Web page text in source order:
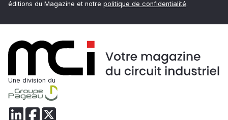
éditions du Magazine et notre politique de confidentialité.
Une division du